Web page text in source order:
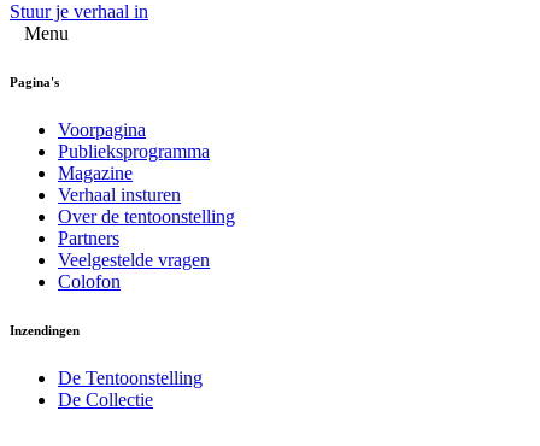
Stuur je verhaal in
Menu
Pagina's
Voorpagina
Publieksprogramma
Magazine
Verhaal insturen
Over de tentoonstelling
Partners
Veelgestelde vragen
Colofon
Inzendingen
De Tentoonstelling
De Collectie